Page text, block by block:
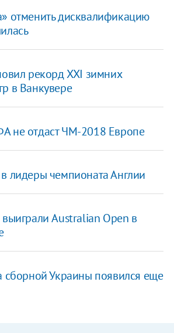
отменить дисквалификацию
рекорд XXI зимних
в Ванкувере
не отдаст ЧМ-2018 Европе
лидеры чемпионата Англии
Australian Open в
сборной Украины появился еще